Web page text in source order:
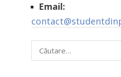
Email:
Caută
după: